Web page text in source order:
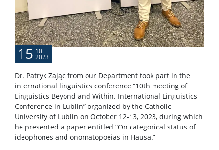
15 10
2023
Dr. Patryk Zając from our Department took part in the
international linguistics conference “10th meeting of
Linguistics Beyond and Within. International Linguistics
Conference in Lublin” organized by the Catholic
University of Lublin on October 12-13, 2023, during which
he presented a paper entitled “On categorical status of
ideophones and onomatopoeias in Hausa.”